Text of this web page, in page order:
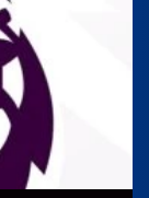
ทีมที่มีฟอร์มสูง
วย แต่ยังคงมี
งเสร็จสิ้น
แกร่ง ในทาง
ป็นทีมที่มีความ
ติดแบนไปด้วย
าประตูที่มีความ
มในการ
นจะมีโอกาส